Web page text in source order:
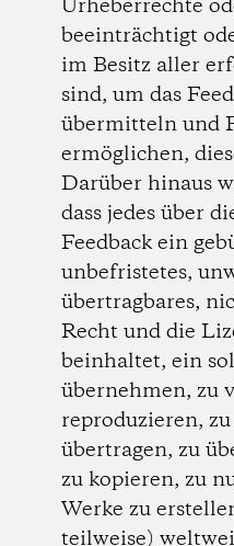
Urheberrechte
beeinträchtigt
im Besitz aller
sind, um das
übermitteln und
ermöglichen,
Darüber hinaus
dass jedes über
Feedback ein
unbefristetes,
übertragbares,
Recht und die
beinhaltet, ein
übernehmen, zu
reproduzieren,
übertragen, zu
zu kopieren, zu
Werke zu
teilweise)